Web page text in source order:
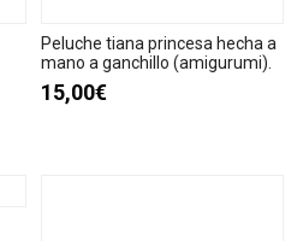
Peluche tiana princesa hecha a
mano a ganchillo (amigurumi).
15,00€